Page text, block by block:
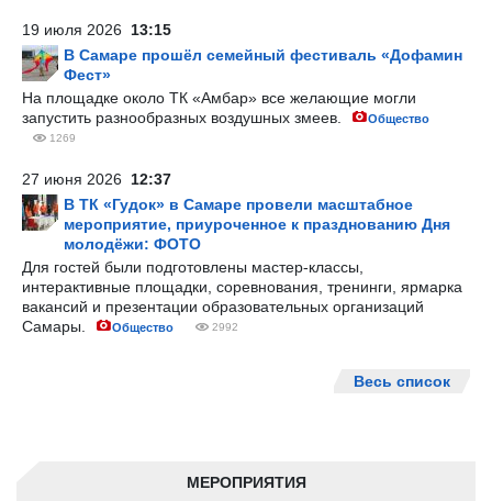
МЕРОПРИЯТИЯ
19 июля 2026 13:15
В Самаре прошёл семейный фестиваль «Дофамин
Фест»
На площадке около ТК «Амбар» все желающие могли
запустить разнообразных воздушных змеев.
Общество
1269
27 июня 2026 12:37
В ТК «Гудок» в Самаре провели масштабное
мероприятие, приуроченное к празднованию Дня
молодёжи: ФОТО
Для гостей были подготовлены мастер-классы,
интерактивные площадки, соревнования, тренинги, ярмарка
вакансий и презентации образовательных организаций
Самары.
Общество 2992
Весь список